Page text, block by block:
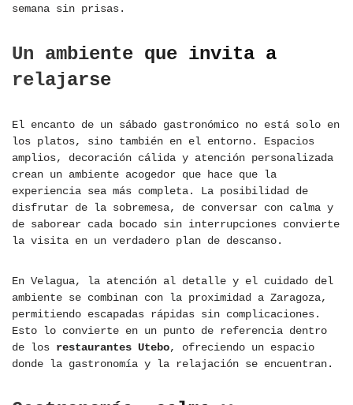
semana sin prisas.
Un ambiente que invita a
relajarse
El encanto de un sábado gastronómico no está solo en
los platos, sino también en el entorno. Espacios
amplios, decoración cálida y atención personalizada
crean un ambiente acogedor que hace que la
experiencia sea más completa. La posibilidad de
disfrutar de la sobremesa, de conversar con calma y
de saborear cada bocado sin interrupciones convierte
la visita en un verdadero plan de descanso.
En Velagua, la atención al detalle y el cuidado del
ambiente se combinan con la proximidad a Zaragoza,
permitiendo escapadas rápidas sin complicaciones.
Esto lo convierte en un punto de referencia dentro
de los restaurantes Utebo, ofreciendo un espacio
donde la gastronomía y la relajación se encuentran.